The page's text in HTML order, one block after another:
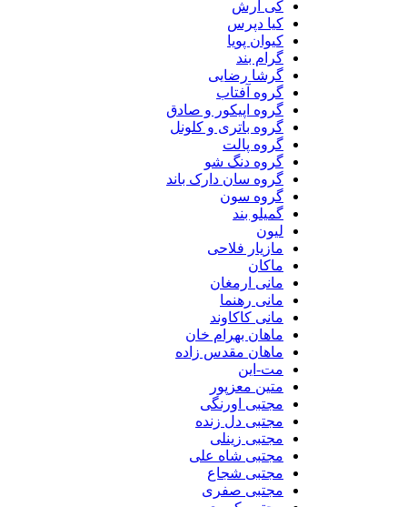
کی آرش
کیا دپرس
کیوان پویا
گرام بند
گرشا رضایی
گروه آفتاب
گروه اپیکور و صادق
گروه باتری و کلونل
گروه پالت
گروه دنگ شو
گروه سان دارک باند
گروه سون
گمیلو بند
لیون
مازیار فلاحی
ماکان
مانی ارمغان
مانی رهنما
مانی کاکاوند
ماهان بهرام خان
ماهان مقدس زاده
مت-این
متین معزپور
مجتبی اورنگی
مجتبی دل زنده
مجتبی زینلی
مجتبی شاه علی
مجتبی شجاع
مجتبی صفری